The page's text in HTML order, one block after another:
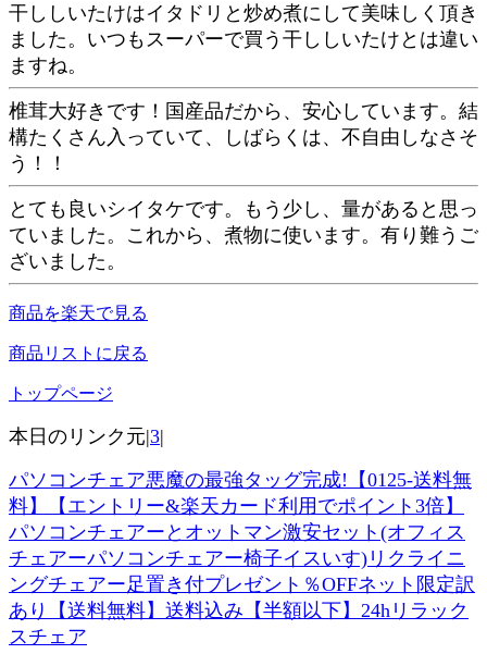
干ししいたけはイタドリと炒め煮にして美味しく頂き
ました。いつもスーパーで買う干ししいたけとは違い
ますね。
椎茸大好きです！国産品だから、安心しています。結
構たくさん入っていて、しばらくは、不自由しなさそ
う！！
とても良いシイタケです。もう少し、量があると思っ
ていました。これから、煮物に使います。有り難うご
ざいました。
商品を楽天で見る
商品リストに戻る
トップページ
本日のリンク元|3|
パソコンチェア悪魔の最強タッグ完成!【0125-送料無
料】【エントリー&楽天カード利用でポイント3倍】
パソコンチェアーとオットマン激安セット(オフィス
チェアーパソコンチェアー椅子イスいす)リクライニ
ングチェアー足置き付プレゼント％OFFネット限定訳
あり【送料無料】送料込み【半額以下】24hリラック
スチェア